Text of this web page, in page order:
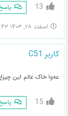
13
اسفند ۲۸, ۱۴۰۳ ۱۰:۴۳ ب.ظ
کاربر C51
عه‌وا خاک عالم این چیزای
15